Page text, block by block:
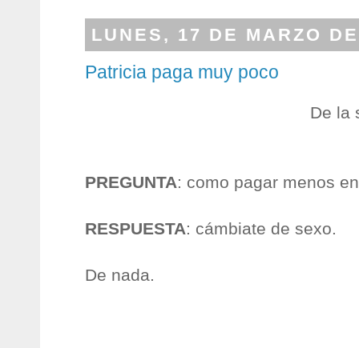
LUNES, 17 DE MARZO
Patricia paga muy poco
De la
PREGUNTA: como pagar menos
RESPUESTA: cámbiate de sexo.
De nada.